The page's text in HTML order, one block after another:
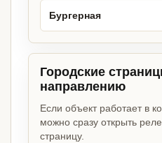
Бургерная
Городские
направлению
Если объект работает в
можно сразу открыть
страницу.